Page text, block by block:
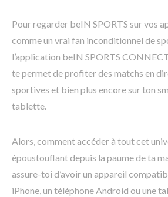
Pour regarder beIN SPORTS sur vos
comme un vrai fan inconditionnel de
l’application beIN SPORTS
te permet de profiter des matchs en
sportives et bien plus encore sur ton
tablette.
Alors, comment accéder à tout cet
époustouflant depuis la paume de ta
assure-toi d’avoir un appareil
iPhone, un téléphone Android ou une